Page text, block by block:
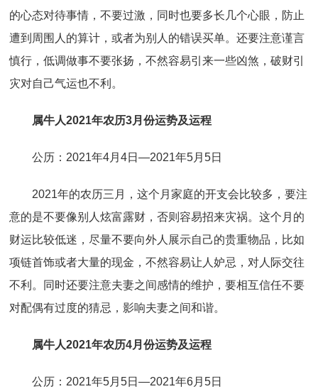
的心态对待事情，不要过激，同时也要多长几个心眼，防止
遭到周围人的算计，或者为别人的错误买单。还要注意谨言
慎行，低调做事不要张扬，不然容易引来一些凶煞，破财引
灾对自己气运也不利。
属牛人2021年农历3月份运势及运程
公历：2021年4月4日—2021年5月5日
2021年的农历三月，这个月家庭的开支会比较多，要注
意的是不要像别人炫富露财，否则容易招来灾祸。这个月的
财运比较低迷，尽量不要向外人展示自己的贵重物品，比如
项链首饰或者大量的现金，不然容易让人妒忌，对人际交往
不利。同时还要注意夫妻之间感情的维护，要相互信任不要
对配偶有过度的猜忌，影响夫妻之间和谐。
属牛人2021年农历4月份运势及运程
公历：2021年5月5日—2021年6月5日